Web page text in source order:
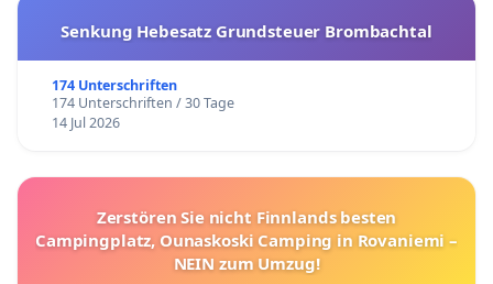
Senkung Hebesatz Grundsteuer Brombachtal
174 Unterschriften
174 Unterschriften / 30 Tage
14 Jul 2026
Zerstören Sie nicht Finnlands besten
Campingplatz, Ounaskoski Camping in Rovaniemi –
NEIN zum Umzug!